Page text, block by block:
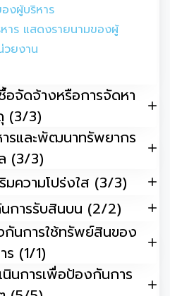
งผู้บริหาร
าร แสดงรายนามของผู้
วยงาน
จัดจ้างหรือการจัดหา
(3/3)
รและพัฒนาทรัพยากร
(3/3)
ความโปร่งใส (3/3)
การรับสินบน (2/2)
นการใช้ทรัพย์สินของ
ร (1/1)
นการเพื่อป้องกันการ